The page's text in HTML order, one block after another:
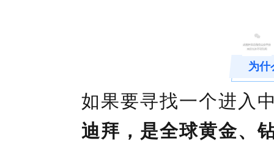
为什
如果要寻找一个进入
迪拜，是全球黄金、